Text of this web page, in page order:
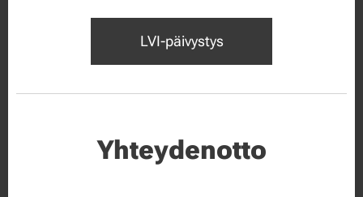
LVI-päivystys
Yhteydenotto